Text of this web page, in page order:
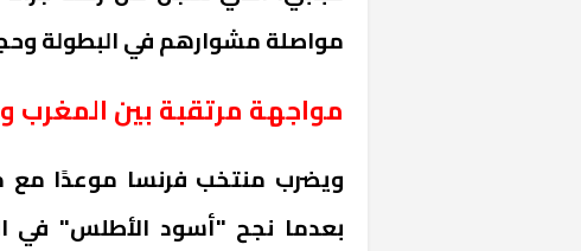
مواصلة مشوارهم في البطولة وحجز
مواجهة مرتقبة بين المغرب
ويضرب منتخب فرنسا موعدًا مع
بعدما نجح "أسود الأطلس" في